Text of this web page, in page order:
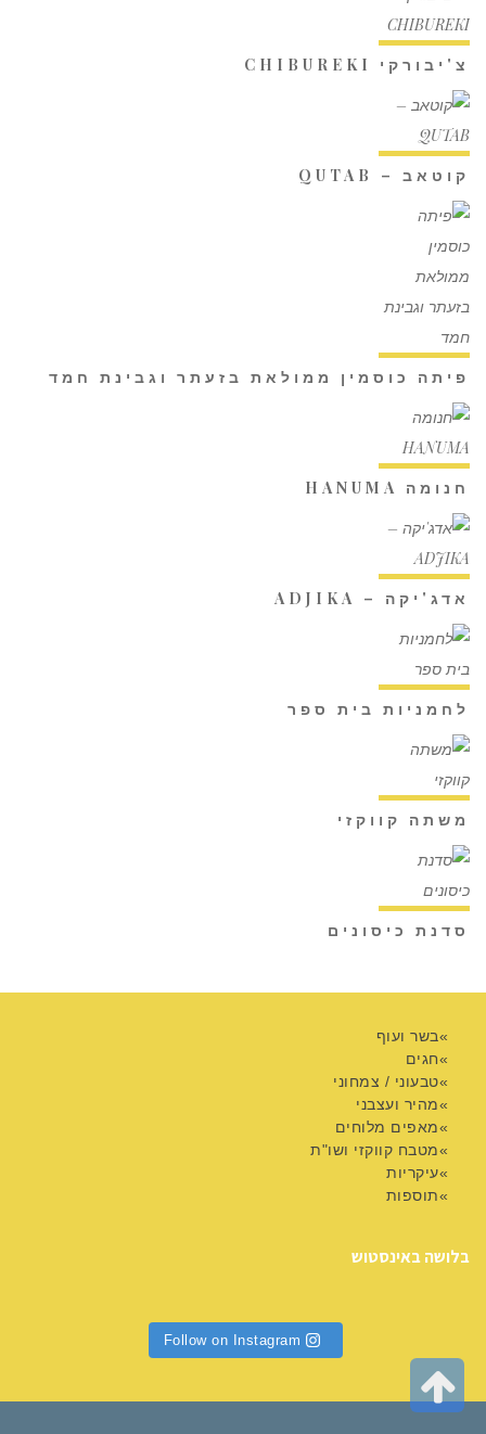
צ'יבורקי CHIBUREKI
קוטאב – QUTAB
פיתה כוסמין ממולאת בזעתר וגבינת חמד
חנומה HANUMA
אדג'יקה – ADJIKA
לחמניות בית ספר
משתה קווקזי
סדנת כיסונים
בשר ועוף
חגים
טבעוני / צמחוני
מהיר ועצבני
מאפים מלוחים
מטבח קווקזי ושו"ת
עיקריות
תוספות
בלושה באינסטוש
Follow on Instagram
לראש